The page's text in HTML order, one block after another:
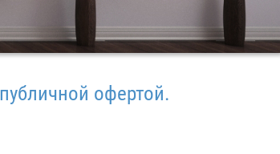
офертой.